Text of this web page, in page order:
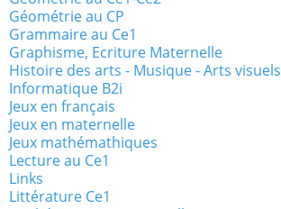
Géométrie au CP
Grammaire au Ce1
Graphisme, Ecriture Maternelle
Histoire des arts - Musique - Arts visuels
Informatique B2i
Jeux en français
Jeux en maternelle
Jeux mathémathiques
Lecture au Ce1
Links
Littérature Ce1